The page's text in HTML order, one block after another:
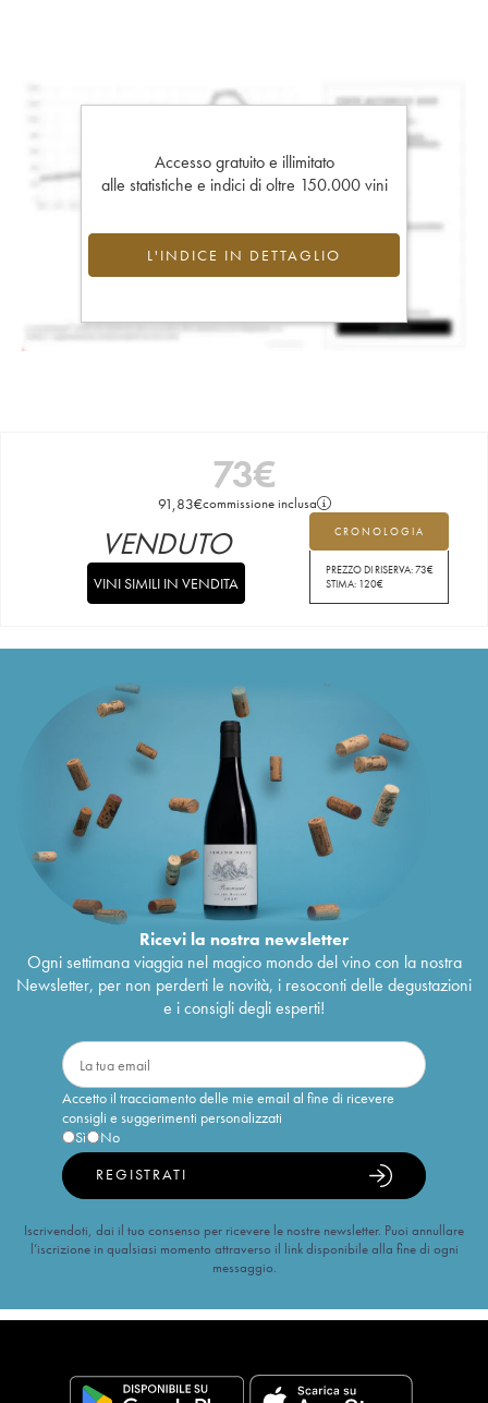
Accesso gratuito e illimitato
alle statistiche e indici di oltre 150.000 vini
L'INDICE IN DETTAGLIO
73€
91,83€commissione inclusa
CRONOLOGIA
PREZZO DI RISERVA:73€
STIMA: 120€
VENDUTO
VINI SIMILI IN VENDITA
Ricevi la nostra newsletter
Ogni settimana viaggia nel magico mondo del vino con la nostra
Newsletter, per non perderti le novità, i resoconti delle degustazioni
e i consigli degli esperti!
Accetto il tracciamento delle mie email al fine di ricevere
consigli e suggerimenti personalizzati
Sì
No
REGISTRATI
Iscrivendoti, dai il tuo consenso per ricevere le nostre newsletter. Puoi annullare
l’iscrizione in qualsiasi momento attraverso il link disponibile alla fine di ogni
messaggio.